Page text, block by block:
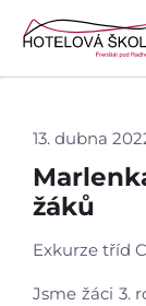
13. dubna
žáků
Exkurze tříd
Jsme žáci 3.